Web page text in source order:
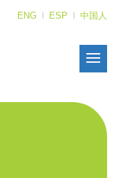
ENG ESP 中国人